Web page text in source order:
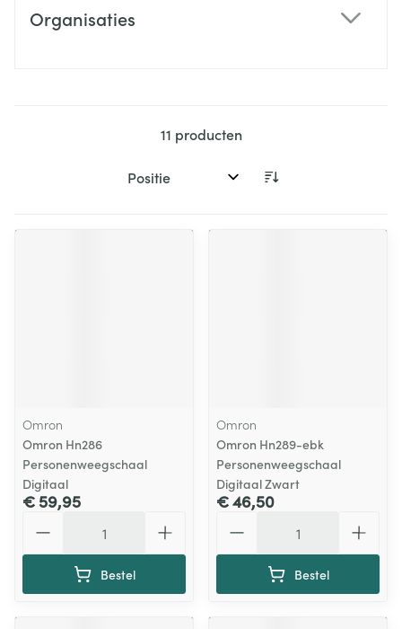
Organisaties
11 producten
Sorteer op:
Omron
Omron Hn286
Personenweegschaal
Digitaal
€ 59,95
Bestel
Omron
Omron Hn289-ebk
Personenweegschaal
Digitaal Zwart
€ 46,50
Bestel